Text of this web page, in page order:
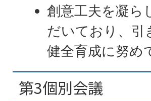
創意工夫を凝ら
だいており、引
健全育成に努め
第3個別会議